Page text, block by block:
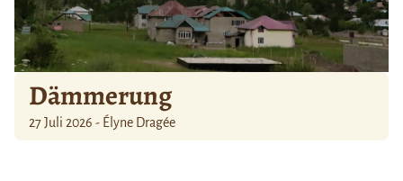
Dämmerung
27 Juli 2026 - Élyne Dragée